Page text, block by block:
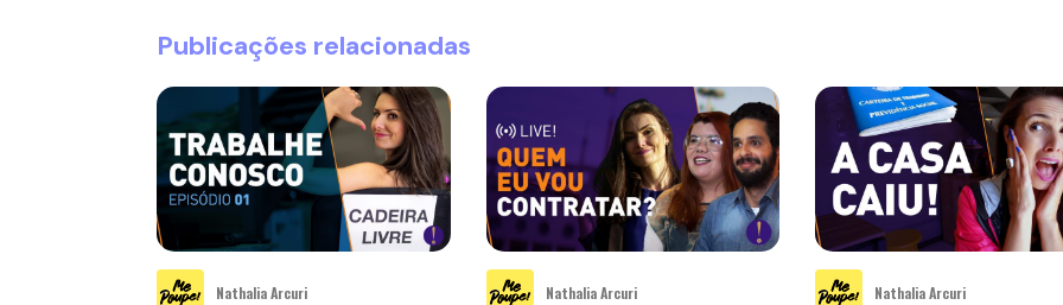
Publicações relacionadas
Nathalia Arcuri Nathalia Arcuri Nathalia Arcuri